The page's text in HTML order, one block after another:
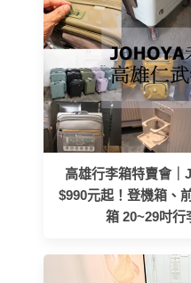
高雄行李箱特賣會｜
$990元起！登機箱、
箱 20~29吋行